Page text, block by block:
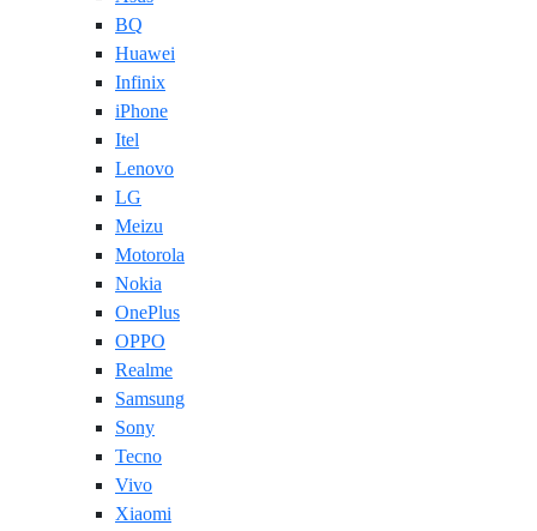
BQ
Huawei
Infinix
iPhone
Itel
Lenovo
LG
Meizu
Motorola
Nokia
OnePlus
OPPO
Realme
Samsung
Sony
Tecno
Vivo
Xiaomi